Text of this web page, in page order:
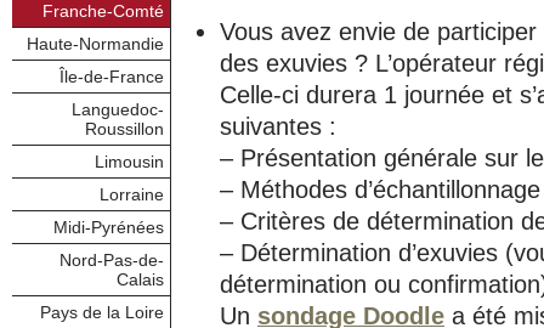
Franche-Comté
Haute-Normandie
Île-de-France
Languedoc-
Roussillon
Limousin
Lorraine
Midi-Pyrénées
Nord-Pas-de-
Calais
Pays de la Loire
Vous avez envie de
des exuvies ? L’opérateur
Celle-ci durera 1 journée et
suivantes :
– Présentation générale sur
– Méthodes
– Critères de détermination
– Détermination d’exuvies
détermination ou
Un sondage Doodle a été